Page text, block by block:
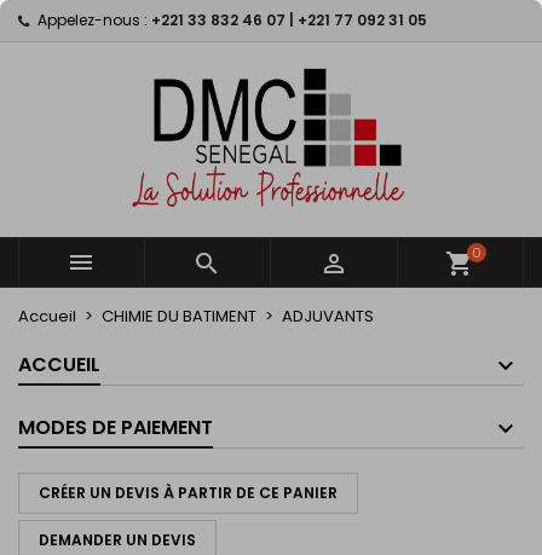
Appelez-nous : +221 33 832 46 07 | +221 77 092 31 05
   shopping_cart0
Accueil CHIMIE DU BATIMENT ADJUVANTS
ACCUEIL
MODES DE PAIEMENT
CRÉER UN DEVIS À PARTIR DE CE PANIER
DEMANDER UN DEVIS
My wishlists ×
Create new list
((modalTitle)) ×
((confirmMessage))
((cancelText)) ((modalDeleteText))
Créer une liste d'envies ×
Nom de la liste d'envies
Annuler Créer une liste d'envies
Connexion ×
Vous devez être connecté pour ajouter des produits
à votre liste d'envies.
Annuler Connexion